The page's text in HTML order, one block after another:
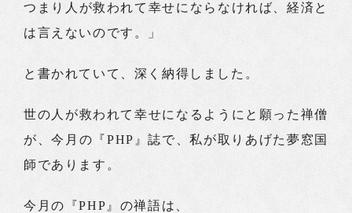
つまり人が救われて幸せにならなければ、経済と
は言えないのです。」
と書かれていて、深く納得しました。
世の人が救われて幸せになるようにと願った禅僧
が、今月の『PHP』誌で、私が取りあげた夢窓国
師であります。
今月の『PHP』の禅語は、